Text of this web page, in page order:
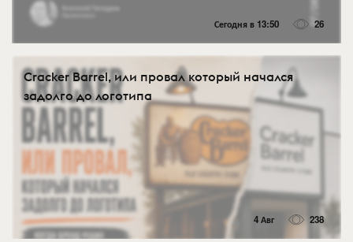
Сегодня в 13:50 26
Cracker Barrel, или провал который начался
задолго до логотипа
4 Авг 238